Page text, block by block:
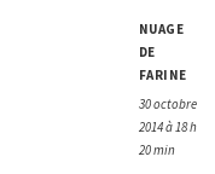
NUAGE
DE
FARINE
30 octobre
2014 à 18 h
20 min